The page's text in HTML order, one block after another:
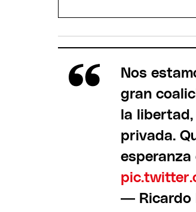
Nos
gran
la
privada.
esperanza
— Ricardo